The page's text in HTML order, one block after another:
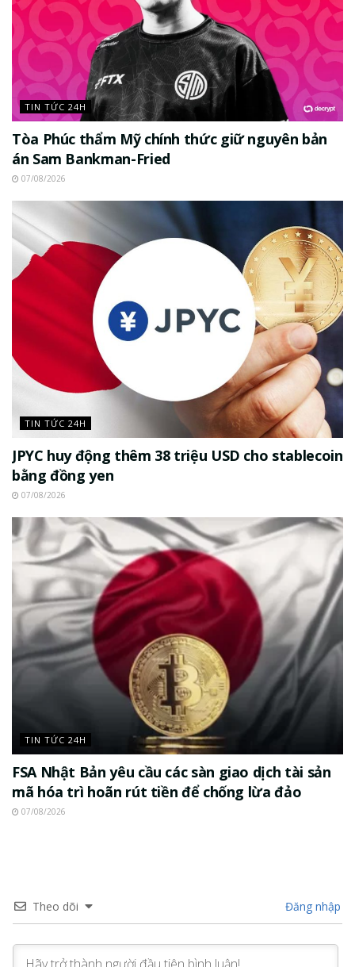
TIN TỨC 24H
Tòa Phúc thẩm Mỹ chính thức giữ nguyên bản
án Sam Bankman-Fried
07/08/2026
TIN TỨC 24H
JPYC huy động thêm 38 triệu USD cho stablecoin
bằng đồng yen
07/08/2026
TIN TỨC 24H
FSA Nhật Bản yêu cầu các sàn giao dịch tài sản
mã hóa trì hoãn rút tiền để chống lừa đảo
07/08/2026
Theo dõi Đăng nhập